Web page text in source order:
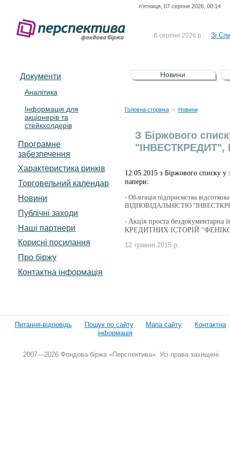
п'ятниця, 07 серпня 2026, 00:14
6 серпня 2026 р. Зі
5 серпня 2026 р.
Зі
UA4000232607)
4 серпня 2026 р.
Документи
Аналітика
Інформація для
акціонерів та
стейкхолдерів
Програмне
забезпечення
Характеристика pинків
Торговельний календар
Новини
Публічні заходи
Наші партнери
Корисні посилання
Про біржу
Контактна інформація
Новини
Головна сторінка > Новини
З Біржового
"ІНВЕСТКРЕДИТ",
12.05.2015 з Біржового списку у
папери:
- Облігація підприємства
ВІДПОВІДАЛЬНІСТЮ
- Акція проста
КРЕДИТНИХ ІСТОРІЙ
12 травня 2015 р.
Питання-відповідь Пошук по сайту Мапа сайту
Контактна
інформація
2007—2026 Фондова біржа «Перспектива». Усі права захищені.